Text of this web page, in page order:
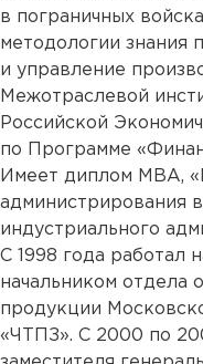
в пограничных
методологии знания
и управление
Межотраслевой
Российской
по Программе
Имеет диплом МВА,
администрирования
индустриального
С 1998 года работал
начальником отдела
продукции
«ЧТПЗ». С 2000 по